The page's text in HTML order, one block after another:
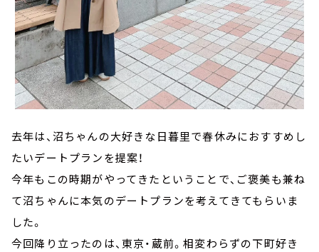
去年は、沼ちゃんの大好きな日暮里で春休みにおすすめし
たいデートプランを提案！
今年もこの時期がやってきたということで、ご褒美も兼ね
て沼ちゃんに本気のデートプランを考えてきてもらいま
した。
今回降り立ったのは、東京・蔵前。相変わらずの下町好き